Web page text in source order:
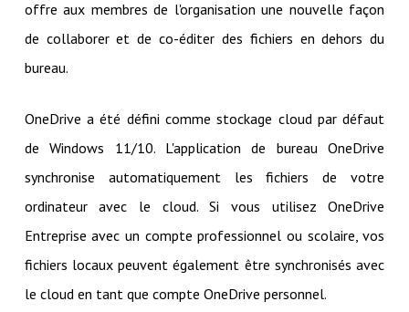
offre aux membres de l'organisation une nouvelle façon
de collaborer et de co-éditer des fichiers en dehors du
bureau.
OneDrive a été défini comme stockage cloud par défaut
de Windows 11/10. L'application de bureau OneDrive
synchronise automatiquement les fichiers de votre
ordinateur avec le cloud. Si vous utilisez OneDrive
Entreprise avec un compte professionnel ou scolaire, vos
fichiers locaux peuvent également être synchronisés avec
le cloud en tant que compte OneDrive personnel.